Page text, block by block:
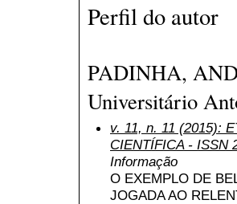
Perfil do autor
PADINHA,
Universitário
v. 11, n. 11 (2015):
CIENTÍFICA - ISSN
Informação
O EXEMPLO DE
JOGADA AO